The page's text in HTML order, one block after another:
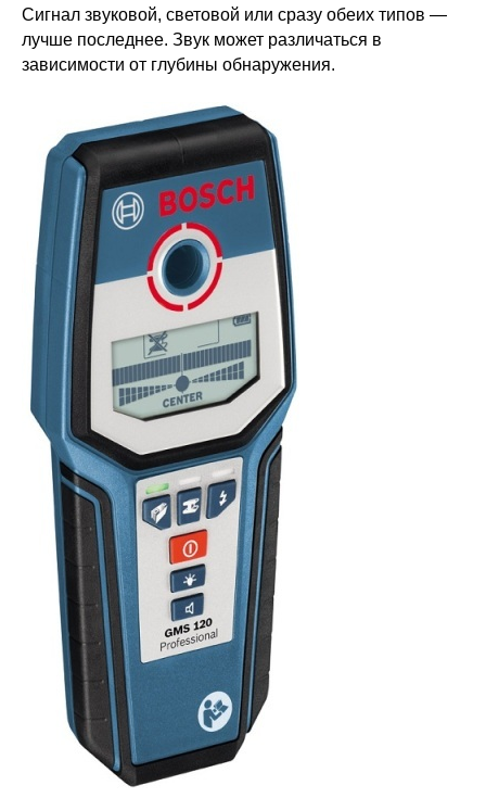
Сигнал звуковой, световой или сразу обеих типов —
лучше последнее. Звук может различаться в
зависимости от глубины обнаружения.